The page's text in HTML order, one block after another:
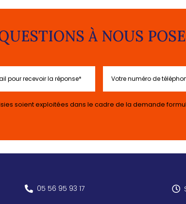
À NOUS
soient exploitées dans le cadre de la demande
05 56 95 93 17